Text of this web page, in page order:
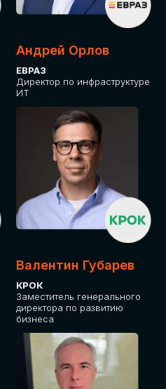
Андрей Орлов
ЕВРАЗ
Директор по инфраструктуре
ИТ
Валентин Губарев
КРОК
Заместитель генерального
директора по развитию
бизнеса